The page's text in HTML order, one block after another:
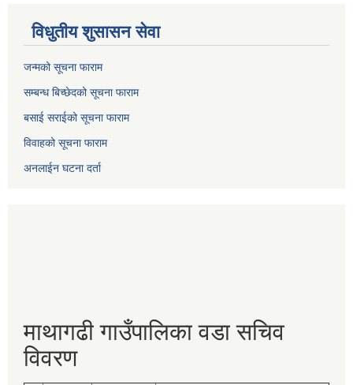
विधुतीय शुसासन सेवा
जन्मको सूचना फाराम
सम्बन्ध बिच्छेदको सूचना फाराम
बसाई सराईको सूचना फाराम
विवाहको सूचना फाराम
अनलाईन घटना दर्ता
माथागढी गाउँपालिका वडा सचिव
विवरण